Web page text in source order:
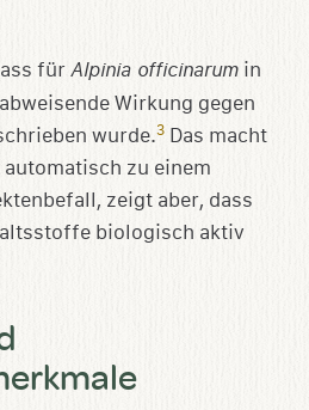
für Alpinia officinarum in
Wirkung gegen
wurde.3 Das macht
zu einem
zeigt aber, dass
biologisch aktiv